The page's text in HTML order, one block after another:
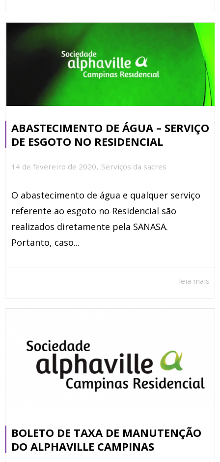
ABASTECIMENTO DE ÁGUA – SERVIÇO
DE ESGOTO NO RESIDENCIAL
14 de fevereiro de 2020, Serviços da sacres
O abastecimento de água e qualquer serviço
referente ao esgoto no Residencial são
realizados diretamente pela SANASA.
Portanto, caso...
leia mais
BOLETO DE TAXA DE MANUTENÇÃO
DO ALPHAVILLE CAMPINAS